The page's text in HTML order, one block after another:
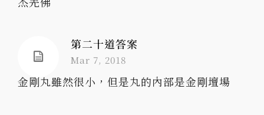
第二十道答案
Mar 7, 2018
金剛丸雖然很小，但是丸的內部是金剛壇場